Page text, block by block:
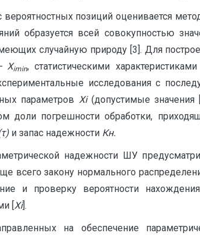
позиций оценивается
образуется всей совокупностью
случайную при­роду [3]. Для
Ximin, статистическими
исследования с
параметров Xi(допустимые зна­чения
доли погрешности обработки,
и запас на­дежности Кн.
надежности ШУ
всего закону нормального
и проверку вероят­ности
[Xi].
на обеспечение